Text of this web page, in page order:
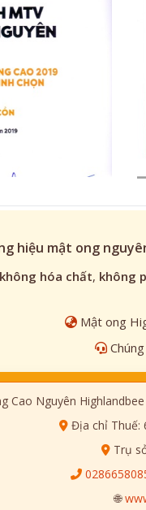
hiệu mật ong
không hóa chất, không
Mật ong
Cao Nguyên
Địa chỉ Thuế:
Trụ
🌐